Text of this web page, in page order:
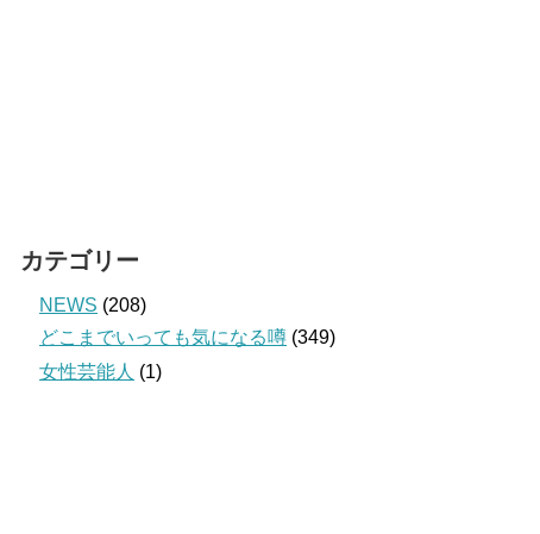
カテゴリー
NEWS (208)
どこまでいっても気になる噂 (349)
女性芸能人 (1)